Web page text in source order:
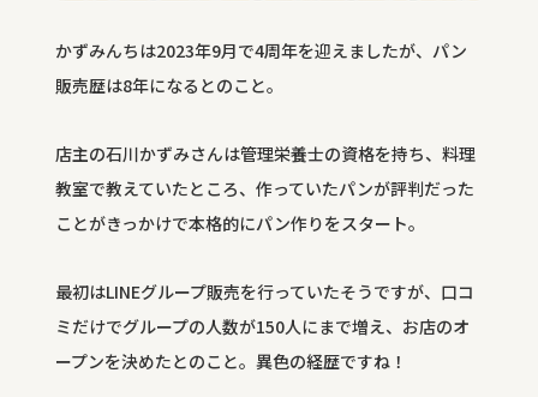
かずみんちは2023年9月で4周年を迎えましたが、パン
販売歴は8年になるとのこと。
店主の石川かずみさんは管理栄養士の資格を持ち、料理
教室で教えていたところ、作っていたパンが評判だった
ことがきっかけで本格的にパン作りをスタート。
最初はLINEグループ販売を行っていたそうですが、口コ
ミだけでグループの人数が150人にまで増え、お店のオ
ープンを決めたとのこと。異色の経歴ですね！